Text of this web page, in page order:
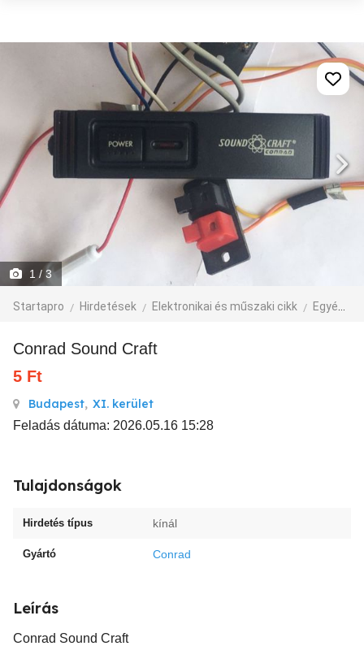
1 / 3
Startapro Hirdetések Elektronikai és műszaki cikk Egyéb műszaki cikk
Conrad Sound Craft
5 Ft
Budapest, XI. kerület
Feladás dátuma: 2026.05.16 15:28
Tulajdonságok
Hirdetés típus kínál
Gyártó Conrad
Leírás
Conrad Sound Craft